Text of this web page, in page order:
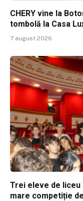
CHERY vine la
tombolă la Casa
7 august 2026
Trei eleve de liceu
mare competiție